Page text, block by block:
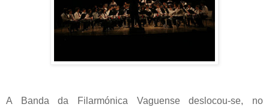
A Banda da Filarmónica Vaguense deslocou-se, no